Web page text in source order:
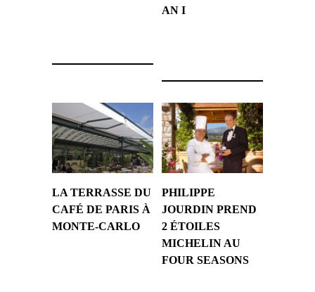
AN I
LA TERRASSE DU
CAFÉ DE PARIS À
MONTE-CARLO
PHILIPPE
JOURDIN PREND
2 ÉTOILES
MICHELIN AU
FOUR SEASONS